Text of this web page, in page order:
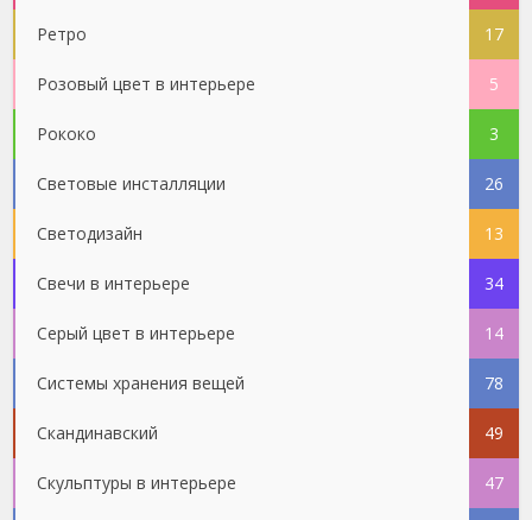
Ретро 17
Розовый цвет в интерьере 5
Рококо 3
Световые инсталляции 26
Светодизайн 13
Свечи в интерьере 34
Серый цвет в интерьере 14
Системы хранения вещей 78
Скандинавский 49
Скульптуры в интерьере 47